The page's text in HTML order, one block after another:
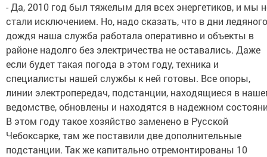
- Да, 2010 год был тяжелым для всех энергетиков, и мы
стали исключением. Но, надо сказать, что в дни ледяного
дождя наша служба работала оперативно и объекты в
районе надолго без электричества не оставались. Даже
если будет такая погода в этом году, техника и
специалисты нашей службы к ней готовы. Все опоры,
линии электропередач, подстанции, находящиеся в
ведомстве, обновлены и находятся в надежном
В этом году такое хозяйство заменено в Русской
Чебоксарке, там же поставили две дополнительные
подстанции. Так же капитально отремонтированы 10